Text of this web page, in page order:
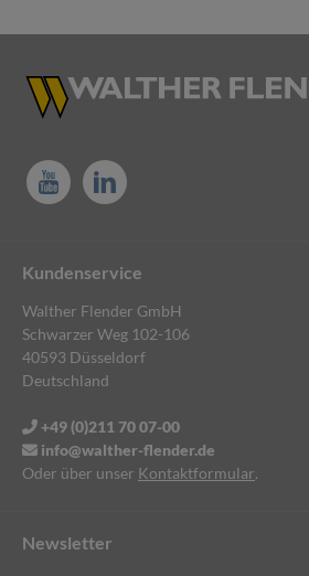
Newsletter
Kundenservice
Walther Flender GmbH
Schwarzer Weg 102-106
40593 Düsseldorf
Deutschland
+49 (0)211 70 07-00
info@walther-flender.de
Oder über unser Kontaktformular.